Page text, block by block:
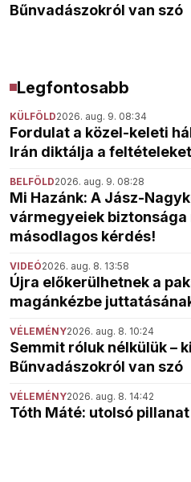
Bűnvadászokról van szó
Legfontosabb
KÜLFÖLD2026. aug. 9. 08:34
Fordulat a közel-keleti
Irán diktálja a feltételeket
BELFÖLD2026. aug. 9. 08:28
Mi Hazánk: A Jász-
vármegyeiek biztonsága
másodlagos kérdés!
VIDEÓ2026. aug. 8. 13:58
Újra előkerülhetnek a
magánkézbe
VÉLEMÉNY2026. aug. 8. 10:24
Semmit róluk nélkülük –
Bűnvadászokról van szó
VÉLEMÉNY2026. aug. 8. 14:42
Tóth Máté: utolsó pillanat